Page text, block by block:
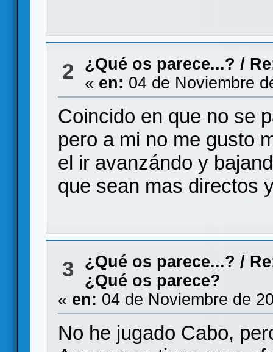
2 ¿Qué os parece...? /
« en: 04 de Noviembre
Coincido en que no se
pero a mi no me gusto
el ir avanzándo y
que sean mas directos
3 ¿Qué os parece...? /
¿Qué os parece?
« en: 04 de Noviembre de
No he jugado Cabo,